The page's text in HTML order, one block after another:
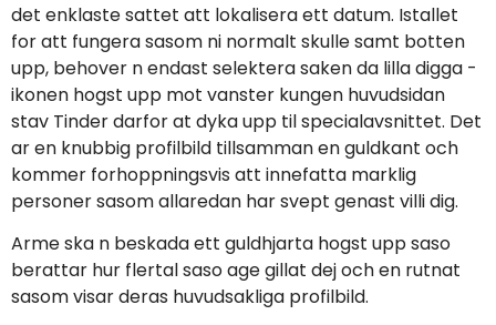
det enklaste sattet att lokalisera ett datum. Istallet
for att fungera sasom ni normalt skulle samt botten
upp, behover n endast selektera saken da lilla digga -
ikonen hogst upp mot vanster kungen huvudsidan
stav Tinder darfor at dyka upp til specialavsnittet. Det
ar en knubbig profilbild tillsamman en guldkant och
kommer forhoppningsvis att innefatta marklig
personer sasom allaredan har svept genast villi dig.
Arme ska n beskada ett guldhjarta hogst upp saso
berattar hur flertal saso age gillat dej och en rutnat
sasom visar deras huvudsakliga profilbild.